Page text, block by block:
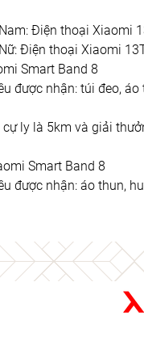
Điện thoại Xiaomi
Điện thoại Xiaomi
Smart Band 8
được nhận: túi đeo, áo
ly là 5km và giải
Smart Band 8
được nhận: áo thun,